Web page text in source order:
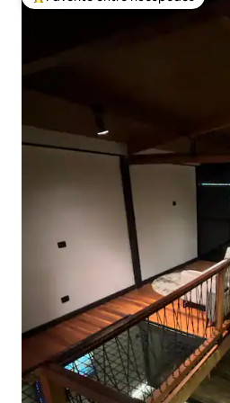
Favorito entre huéspedes preferido